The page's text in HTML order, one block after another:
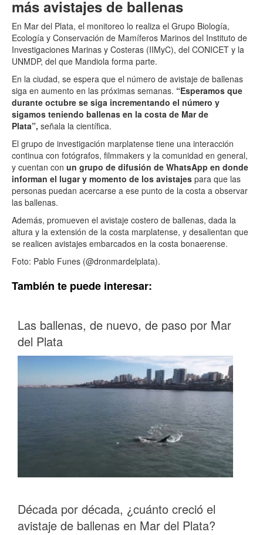
más avistajes de ballenas
En Mar del Plata, el monitoreo lo realiza el Grupo Biología,
Ecología y Conservación de Mamíferos Marinos del Instituto de
Investigaciones Marinas y Costeras (IIMyC), del CONICET y la
UNMDP, del que Mandiola forma parte.
En la ciudad, se espera que el número de avistaje de ballenas
siga en aumento en las próximas semanas. “Esperamos que
durante octubre se siga incrementando el número y
sigamos teniendo ballenas en la costa de Mar de
Plata”, señala la científica.
El grupo de investigación marplatense tiene una interacción
continua con fotógrafos, filmmakers y la comunidad en general,
y cuentan con un grupo de difusión de WhatsApp en donde
informan el lugar y momento de los avistajes para que las
personas puedan acercarse a ese punto de la costa a observar
las ballenas.
Además, promueven el avistaje costero de ballenas, dada la
altura y la extensión de la costa marplatense, y desalientan que
se realicen avistajes embarcados en la costa bonaerense.
Foto: Pablo Funes (@dronmardelplata).
También te puede interesar:
Las ballenas, de nuevo, de paso por Mar
del Plata
Década por década, ¿cuánto creció el
avistaje de ballenas en Mar del Plata?